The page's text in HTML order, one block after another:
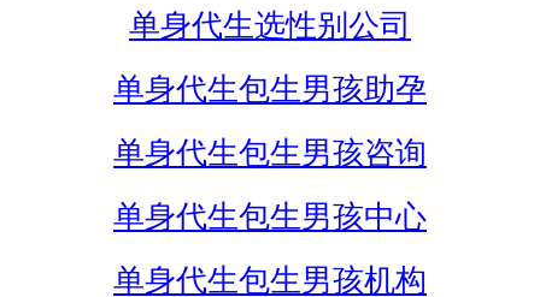
单身代生选性别公司
单身代生包生男孩助孕
单身代生包生男孩咨询
单身代生包生男孩中心
单身代生包生男孩机构